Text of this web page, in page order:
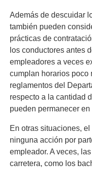
Además de descuidar
también pueden
prácticas de
los conductores antes
empleadores a veces
cumplan horarios poco
reglamentos del
respecto a la cantidad
pueden permanecer
En otras situaciones,
ninguna acción por
empleador. A veces,
carretera, como los